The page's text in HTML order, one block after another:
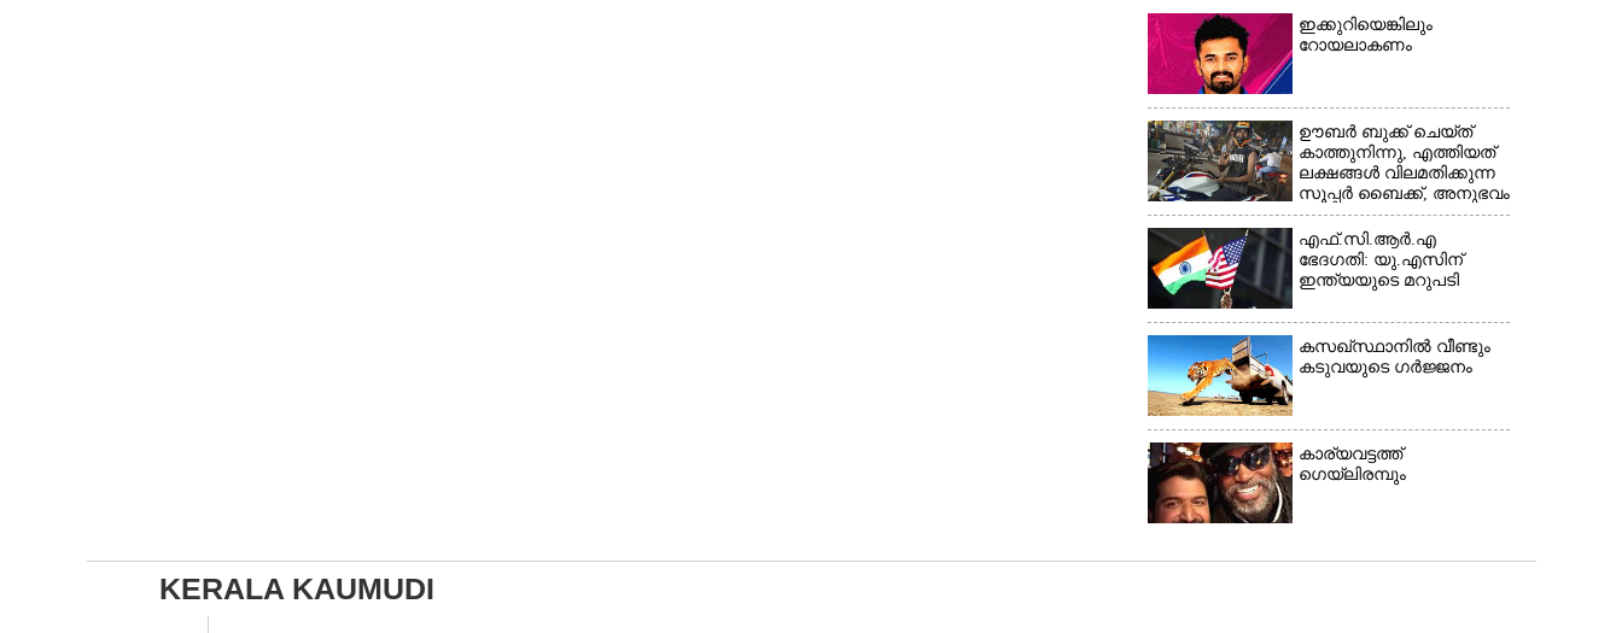
ഇക്കുറിയെങ്കിലും
റോയലാകണം
ഊബർ ബുക്ക് ചെയ്‌ത്
കാത്തുനിന്നു,​ എത്തിയത്
ലക്ഷങ്ങൾ വിലമതിക്കുന്ന
സൂപ്പർ ബൈക്ക്,​ അനുഭവം
പങ്കുവച്ച് യുവാവ്
എഫ്.സി.ആർ.എ
ഭേദഗതി: യു.എസിന്
ഇന്ത്യയുടെ മറുപടി
കസഖ്‌സ്ഥാനിൽ വീണ്ടും
കടുവയുടെ ഗർജ്ജനം
കാര്യവട്ടത്ത്
ഗെയ്‌ലിരമ്പും
KERALA KAUMUDI